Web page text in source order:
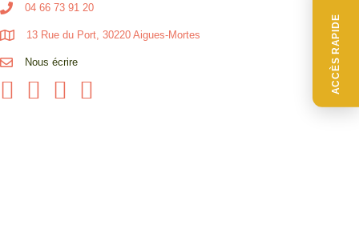
ACCÈS RAPIDE
04 66 73 91 20
13 Rue du Port, 30220 Aigues-Mortes
Nous écrire